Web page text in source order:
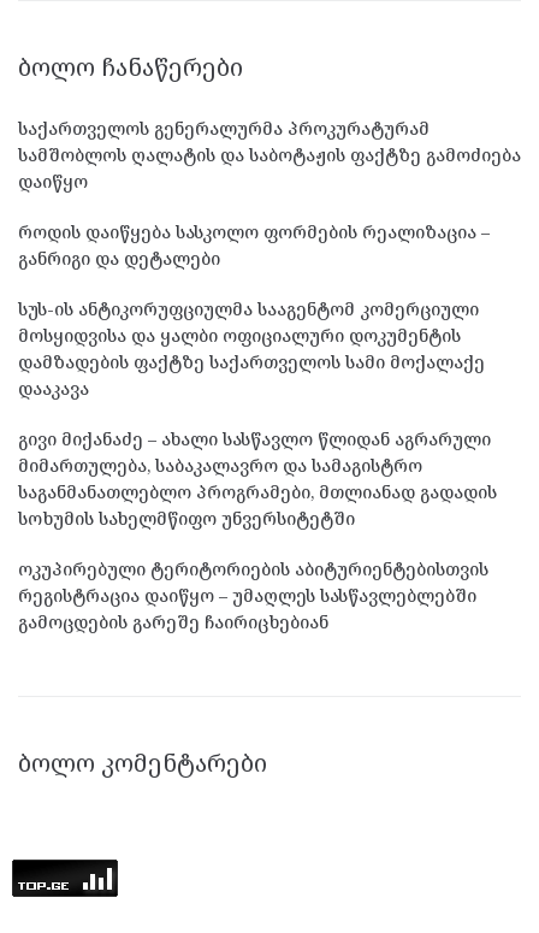
ᲑᲝᲚᲝ ᲩᲐᲜᲐᲬᲔᲠᲔᲑᲘ
საქართველოს გენერალურმა პროკურატურამ
სამშობლოს ღალატის და საბოტაჟის ფაქტზე გამოძიება
დაიწყო
როდის დაიწყება სასკოლო ფორმების რეალიზაცია –
განრიგი და დეტალები
სუს-ის ანტიკორუფციულმა სააგენტომ კომერციული
მოსყიდვისა და ყალბი ოფიციალური დოკუმენტის
დამზადების ფაქტზე საქართველოს სამი მოქალაქე
დააკავა
გივი მიქანაძე – ახალი სასწავლო წლიდან აგრარული
მიმართულება, საბაკალავრო და სამაგისტრო
საგანმანათლებლო პროგრამები, მთლიანად გადადის
სოხუმის სახელმწიფო უნვერსიტეტში
ოკუპირებული ტერიტორიების აბიტურიენტებისთვის
რეგისტრაცია დაიწყო – უმაღლეს სასწავლებლებში
გამოცდების გარეშე ჩაირიცხებიან
ᲑᲝᲚᲝ ᲙᲝᲛᲔᲜᲢᲐᲠᲔᲑᲘ